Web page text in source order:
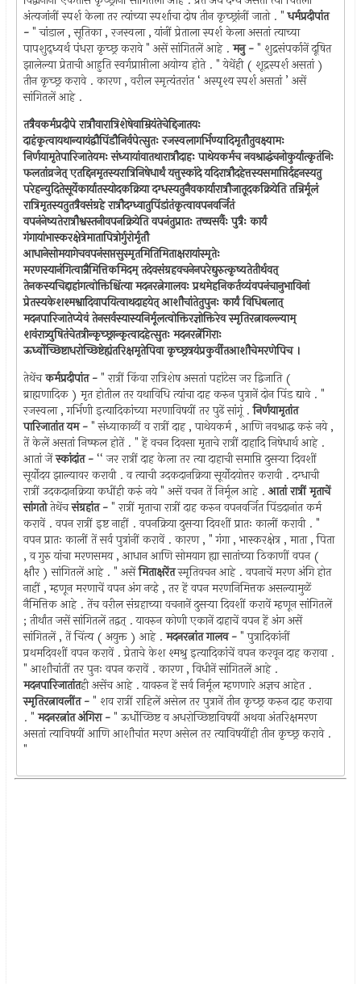
अंत्यजांनीं स्पर्श केला तर त्यांच्या स्पर्शाचा दोष तीन कृच्छ्रांनीं जातो . "धर्मप्रदीपांत
-" चांडाल , सूतिका , रजस्वला , यांनीं प्रेताला स्पर्श केला असतां त्याच्या
पापशुद्ध्यर्थ पंधरा कृच्छ्र करावे " असें सांगितलें आहे .मनु -" शुद्रसंपर्कानें दूषित
झालेल्या प्रेताची आहुति स्वर्गप्राप्तीला अयोग्य होते . " येथेंही ( शूद्रस्पर्श असतां )
तीन कृच्छ्र करावे . कारण , वरील स्मृत्यंतरांत ‘ अस्पृश्य स्पर्श असतां ’ असें
सांगितलें आहे .
तत्रैवकर्मप्रदीपे रात्रौवारात्रिशेषेवाम्रियंतेचेद्दिजातयः
दाहंकृत्वायथान्यायंद्वौपिंडौनिर्वपेत्सुतः रजस्वलागर्भिण्यादिमृतौतुवक्ष्यामः
निर्णयामृतेपारिजातेयमः संध्यायांवातथारात्रौदाहः पाथेयकर्मच नवश्राद्धंचनोकुर्यात्कृतंनिः
फलतांव्रजेत् एतद्दिनमृतस्यरात्रिनिषेधार्थं यत्तुस्कांदे यदिरात्रौदहेत्तस्यसमाप्तिर्दहनस्यतु
परेहन्युदितेसूर्येकार्यातस्योदकक्रिया दग्धस्यतुनैवकार्यारात्रौजातूदकक्रियेति तन्निर्मूलं
रात्रिमृतस्यतुतत्रैवसंग्रहे रात्रौदग्ध्वातुपिंडांतंकृत्वावपनवर्जितं
वपनंनेष्यतेरात्रौश्वस्तनीवपनक्रियेति वपनंतुप्रातः तच्चसर्वैः पुत्रैः कार्यं
गंगायांभास्करक्षेत्रेमातापित्रोर्गुरोर्मृतौ
आधानेसोमयागेचवपनंसप्तसुस्मृतमितिमिताक्षरायांस्मृतेः
मरणस्यानंगित्वान्नैमित्तिकमिदम् तदेवसंग्रहवचनेनपरेद्युरुत्कृष्यतेतीर्थवत्
तेनकस्यचिद्दाहांगत्वोक्तिश्चिंत्या मदनरत्नेगालवः प्रथमेहनिकर्तव्यंवपनंचानुभाविनां
प्रेतस्यकेशश्मश्वादिवापयित्वाथदाहयेत् आशौचांतेतुपुनः कार्यं विधिबलात्
मदनपारिजातेप्येवं तेनसर्वस्यास्यनिर्मूलत्वोक्तिरज्ञोक्तिरेव स्मृतिरत्नावल्ल्याम्
शवंरात्र्युषितंचेतत्रीन्कृच्छ्रान्कृत्वादहेत्सुतः मदनरत्नेंगिराः
ऊर्ध्वोच्छिष्टाधरोच्छिष्टेह्यंतरिक्षमृतेपिवा कृच्छ्रत्रयंप्रकुर्वीतआशौचेमरणेपिच ।
तेथेंचकर्मप्रदीपांत -" रात्रीं किंवा रात्रिशेष असतां पहांटेस जर द्विजाति (
ब्राह्मणादिक ) मृत होतील तर यथाविधि त्यांचा दाह करुन पुत्रानें दोन पिंड द्यावे . "
रजस्वला , गर्भिणी इत्यादिकांच्या मरणाविषयीं तर पुढें सांगूं .निर्णयामृतांत
पारिजातांत यम -" संध्याकाळीं व रात्रीं दाह , पाथेयकर्म , आणि नवश्राद्ध करुं नये ,
तें केलें असतां निष्फल होतें . " हें वचन दिवसा मृताचे रात्रीं दाहादि निषेधार्थ आहे .
आतां जेंस्कांदांत -‘‘ जर रात्रीं दाह केला तर त्या दाहाची समाप्ति दुसर्‍या दिवशीं
सूर्योदय झाल्यावर करावी . व त्याची उदकदानक्रिया सूर्योदयोत्तर करावी . दग्धाची
रात्रीं उदकदानक्रिया कधींही करुं नये " असें वचन तें निर्मूल आहे .आतां रात्रीं मृताचें
सांगतोतेथेंचसंग्रहांत -" रात्रीं मृताचा रात्रीं दाह करुन वपनवर्जित पिंडदानांत कर्म
करावें . वपन रात्रीं इष्ट नाहीं . वपनक्रिया दुसर्‍या दिवशीं प्रातः कालीं करावी . "
वपन प्रातः कालीं तें सर्व पुत्रांनीं करावें . कारण , " गंगा , भास्करक्षेत्र , माता , पिता
, व गुरु यांचा मरणसमय , आधान आणि सोमयाग ह्या सातांच्या ठिकाणीं वपन (
क्षौर ) सांगितलें आहे . " असेंमिताक्षरेंतस्मृतिवचन आहे . वपनाचें मरण अंगि होत
नाहीं , म्हणून मरणाचें वपन अंग नव्हे , तर हें वपन मरणनिमित्तक असल्यामुळें
नैमित्तिक आहे . तेंच वरील संग्रहाच्या वचनानें दुसर्‍या दिवशीं करावें म्हणून सांगितलें
; तीर्थांत जसें सांगितलें तद्वत् . यावरुन कोणी एकानें दाहाचें वपन हें अंग असें
सांगितलें , तें चिंत्य ( अयुक्त ) आहे .मदनरत्नांत गालव -" पुत्रादिकांनीं
प्रथमदिवशीं वपन करावें . प्रेताचे केश श्मश्रु इत्यादिकांचें वपन करवून दाह करावा .
" आशौचांतीं तर पुनः वपन करावें . कारण , विधीनें सांगितलें आहे .
मदनपारिजातांतही असेंच आहे . यावरुन हें सर्व निर्मूल म्हणणारे अज्ञच आहेत .
स्मृतिरत्नावलींत -" शव रात्रीं राहिलें असेल तर पुत्रानें तीन कृच्छ्र करुन दाह करावा
. "मदनरत्नांत अंगिरा -" ऊर्धोच्छिष्ट व अधरोच्छिष्टाविषयीं अथवा अंतरिक्षमरण
असतां त्याविषयीं आणि आशौचांत मरण असेल तर त्याविषयींही तीन कृच्छ्र करावे .
"